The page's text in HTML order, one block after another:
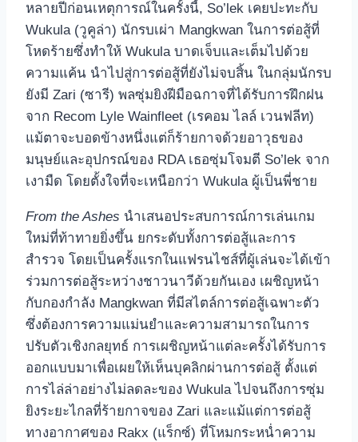
หลายปีก่อนเหตุการณ์ในครั้งนี้, So’lek เคยปะทะกับ
Wukula (วูคูล่า) นักรบเผ่า Mangkwan ในการต่อสู้ที่
โหดร้ายซึ่งทำให้ Wukula บาดเจ็บและเต็มไปด้วย
ความแค้น นำไปสู่การต่อสู้ที่ยังไม่จบสิ้น ในกลุ่มนักรบ
ยังมี Zari (ซารี) พลซุ่มยิงฝีมือฉกาจที่ได้รับการฝึกฝน
จาก Recom Lyle Wainfleet (เรคอม ไลล์ เวนฟลีท)
แม้ตาจะบอดข้างหนึ่งแต่ก็ร้ายกาจด้วยอาวุธของ
มนุษย์และอุปกรณ์ของ RDA เธอซุ่มโจมตี So’lek จาก
เงามืด โดยตั้งใจที่จะเหนือกว่า Wukula ผู้เป็นพี่ชาย
From the Ashes นำเสนอประสบการณ์การเล่นเกม
ใหม่ที่ท้าทายยิ่งขึ้น ยกระดับทั้งการต่อสู้และการ
สำรวจ โดยเป็นครั้งแรกในแฟรนไชส์ที่ผู้เล่นจะได้เข้า
ร่วมการต่อสู้ระหว่างชาวนาวีด้วยกันเอง เผชิญหน้า
กับกองกำลัง Mangkwan ที่มีสไตล์การต่อสู้เฉพาะตัว
ซึ่งต้องการความแม่นยำและความสามารถในการ
ปรับตัวเชิงกลยุทธ์ การเผชิญหน้าแต่ละครั้งได้รับการ
ออกแบบมาเพื่อเผยให้เห็นบุคลิกผ่านการต่อสู้ ตั้งแต่
การไล่ล่าอย่างไม่ลดละของ Wukula ไปจนถึงการซุ่ม
ยิงระยะไกลที่ร้ายกาจของ Zari และแม้แต่การต่อสู้
ทางอากาศของ Rakx (แร็กซ์) ที่โหมกระหน่ำความ